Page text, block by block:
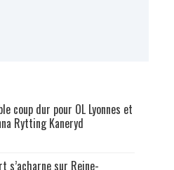
coup dur pour OL Lyonnes et
Rytting Kaneryd
s’acharne sur Reine-